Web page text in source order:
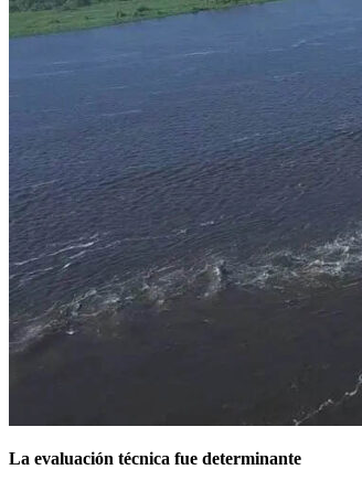
La evaluación técnica fue determinante